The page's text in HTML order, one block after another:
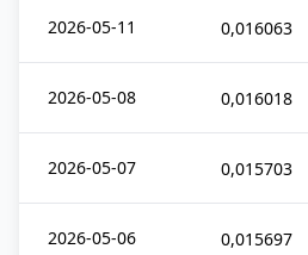
2026-05-11 0,016063
2026-05-08 0,016018
2026-05-07 0,015703
2026-05-06 0,015697